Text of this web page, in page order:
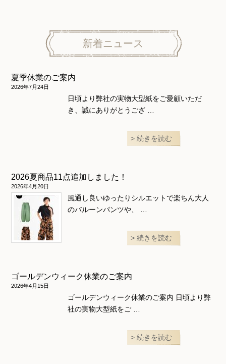
ニット地専用
和風衣類
ワンピース＆スーツ
ウェディング・コスチューム
ワンピース
スカート・パンツ
新着ニュース
夏季休業のご案内
2026年7月24日
日頃より弊社の実物大型紙をご愛顧いただ
き、誠にありがとうござ …
続きを読む
2026夏商品11点追加しました！
2026年4月20日
風通し良いゆったりシルエットで楽ちん大人
のバルーンパンツや、 …
続きを読む
ゴールデンウィーク休業のご案内
2026年4月15日
ゴールデンウィーク休業のご案内 日頃より弊
社の実物大型紙をご …
続きを読む